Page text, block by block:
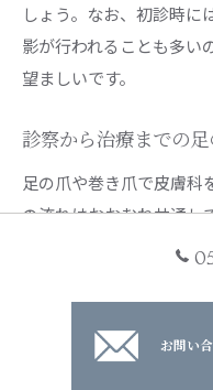
しょう。なお、初診時に
影が行われることも多い
望ましいです。
診察から治療までの
足の爪や巻き爪で皮膚科
の流れはおおむね共通し
診があり、痛みの程度や
診断結果をもとに、患
お問い